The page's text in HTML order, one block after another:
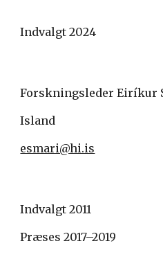
Indvalgt 2024
Forskningsleder Eiríkur
Island
esmari@hi.is
Indvalgt 2011
Præses 2017–2019